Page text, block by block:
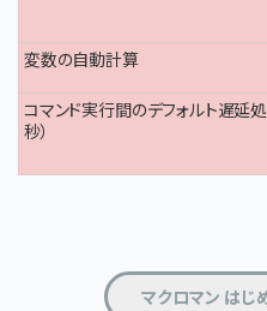
変数の自動計算
コマンド実行間のデフォルト遅延処
秒）
マクロマン はじ